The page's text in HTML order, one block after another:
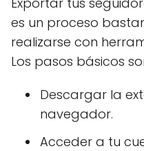
es un proceso
realizarse con
Los pasos básicos
Descargar la
navegador.
Acceder a tu